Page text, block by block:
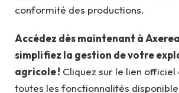
conformité des productions.
Accédez dès maintenant à
simplifiez la gestion de votre
agricole ! Cliquez sur le lien
toutes les fonctionnalités